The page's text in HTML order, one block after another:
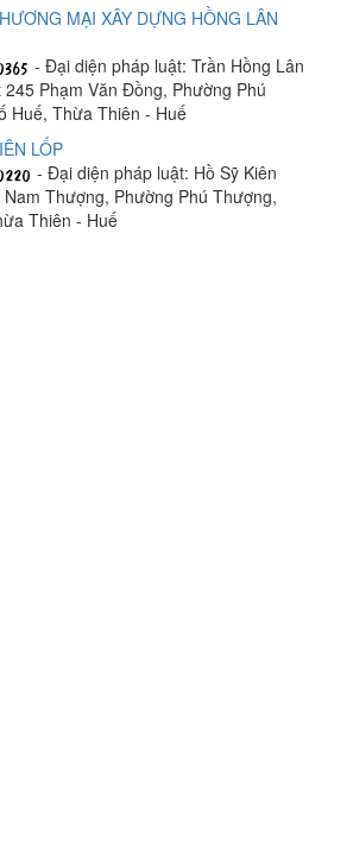
MẠI XÂY DỰNG HỒNG LÂN
- Đại diện pháp luật: Trần Hồng Lân
Phạm Văn Đồng, Phường Phú
Huế, Thừa Thiên - Huế
LỐP
- Đại diện pháp luật: Hồ Sỹ Kiên
Thượng, Phường Phú Thượng,
Thiên - Huế